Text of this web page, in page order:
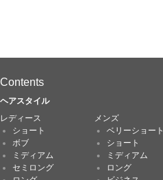
Contents
ヘアスタイル
レディース
ショート
ボブ
ミディアム
セミロング
メンズ
ベリーショート
ショート
ミディアム
ロング